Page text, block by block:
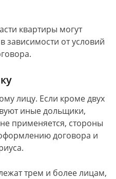
квартиры могут
зависимости от условий
лицу. Если кроме двух
иные дольщики,
применяется, стороны
договора и
трем и более лицам,